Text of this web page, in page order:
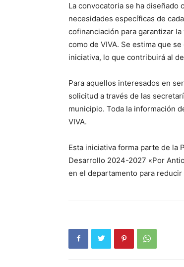
La convocatoria se ha
necesidades específicas de
cofinanciación para garantizar
como de VIVA. Se estima que
iniciativa, lo que contribuirá al
Para aquellos interesados en
solicitud a través de las
municipio. Toda la información
VIVA.
Esta iniciativa forma parte de la
Desarrollo 2024-2027 «Por
en el departamento para